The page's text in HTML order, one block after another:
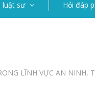
luật sư Hỏi đáp
LĨNH VỰC AN NINH,